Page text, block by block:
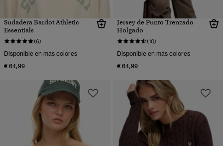
Sudadera Bardot Athletic
Essentials
(6)
Disponible en más colores
€ 64,99
Jersey de Punto Trenzado
Holgado
(10)
Disponible en más colores
€ 64,99